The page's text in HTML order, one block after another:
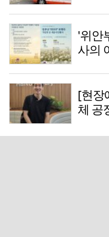
'위안
사의
[현장
체 공